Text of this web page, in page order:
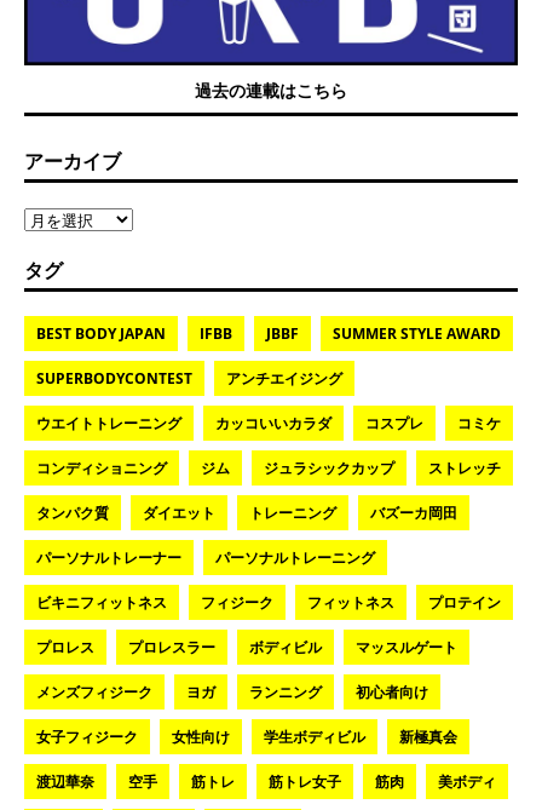
過去の連載はこちら
アーカイブ
タグ
BEST BODY JAPAN IFBB JBBF SUMMER STYLE AWARD
SUPERBODYCONTEST アンチエイジング
ウエイトトレーニング カッコいいカラダ コスプレ コミケ
コンディショニング ジム ジュラシックカップ ストレッチ
タンパク質 ダイエット トレーニング バズーカ岡田
パーソナルトレーナー パーソナルトレーニング
ビキニフィットネス フィジーク フィットネス プロテイン
プロレス プロレスラー ボディビル マッスルゲート
メンズフィジーク ヨガ ランニング 初心者向け
女子フィジーク 女性向け 学生ボディビル 新極真会
渡辺華奈 空手 筋トレ 筋トレ女子 筋肉 美ボディ